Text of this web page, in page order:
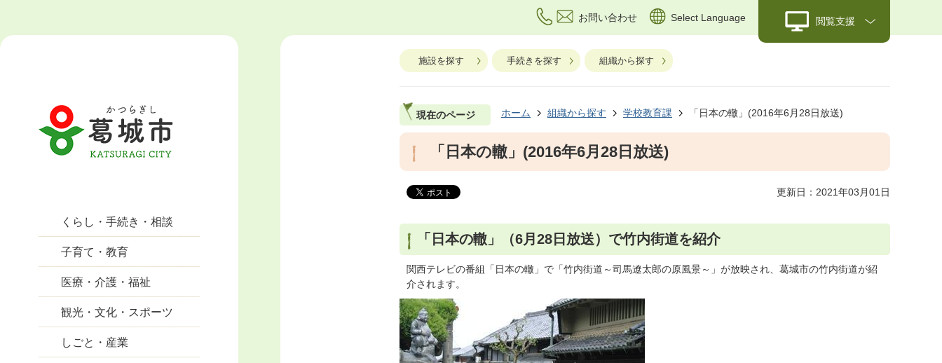
お問い合わせ Select Language 閲覧支援
くらし・手続き・相談
子育て・教育
医療・介護・福祉
観光・文化・スポーツ
しごと・産業
施設を探す 手続きを探す 組織から探す
現在のページ ホーム 組織から探す 学校教育課 「日本の轍」(2016年6月28日放送)
「日本の轍」(2016年6月28日放送)
更新日：2021年03月01日
「日本の轍」（6月28日放送）で竹内街道を紹介
関西テレビの番組「日本の轍」で「竹内街道～司馬遼太郎の原風景～」が放映され、葛城市の竹内街道が紹
介されます。